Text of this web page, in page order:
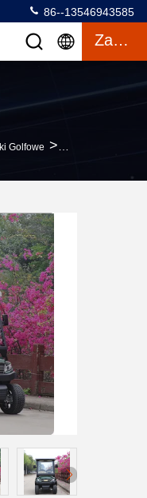
86--13546943585
Zacytować
Golfowe >